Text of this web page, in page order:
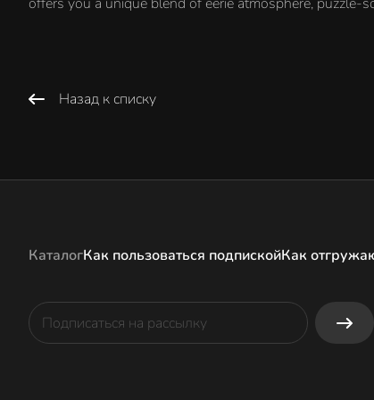
Назад к списку
КаталогКак пользоваться подпискойКак